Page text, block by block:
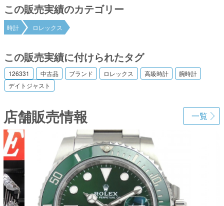
この販売実績のカテゴリー
時計 ロレックス
この販売実績に付けられたタグ
126331 中古品 ブランド ロレックス 高級時計
腕時計
デイトジャスト
一覧
店舗販売情報